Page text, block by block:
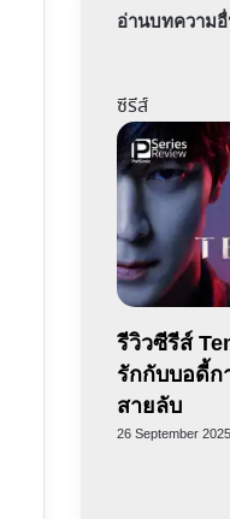
อ่านบทความ
ซีรีส์
รีวิวซีรีส์
รักกับบอดี้ก
สายลับ
26 September 2025